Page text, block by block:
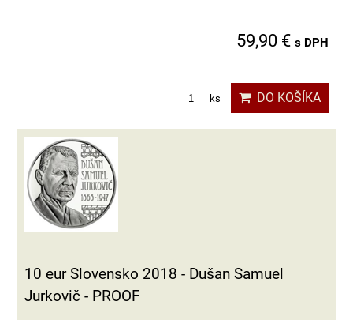
59,90 € s DPH
ks DO KOŠÍKA
10 eur Slovensko 2018 - Dušan Samuel
Jurkovič - PROOF